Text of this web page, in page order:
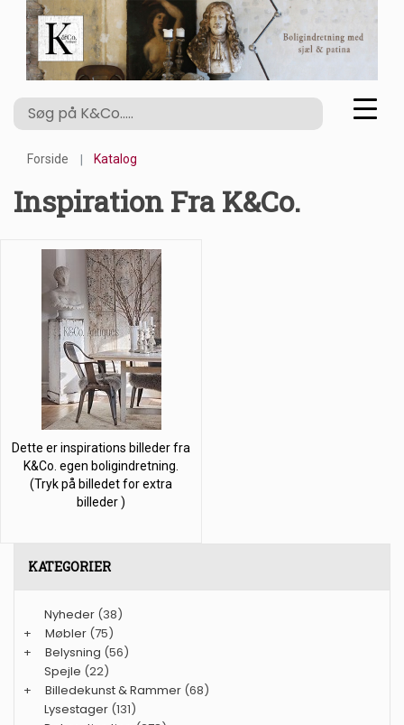
Forside Katalog
Inspiration Fra K&Co.
Dette er inspirations billeder fra
K&Co. egen boligindretning.
(Tryk på billedet for extra
billeder )
KATEGORIER
Nyheder (38)
+
Møbler (75)
+
Belysning (56)
Spejle (22)
+
Billedekunst & Rammer (68)
Lysestager (131)